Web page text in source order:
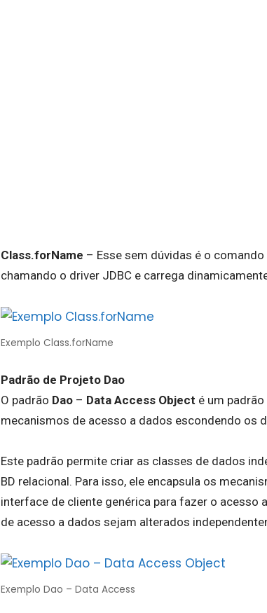
Class.forName – Esse sem dúvidas é o
chamando o driver JDBC e carrega
Exemplo Class.forName
Padrão de Projeto Dao
O padrão Dao – Data Access Object é um
mecanismos de acesso a dados escondendo os
Este padrão permite criar as classes de dados
BD relacional. Para isso, ele encapsula os
interface de cliente genérica para fazer o
de acesso a dados sejam alterados
Exemplo Dao – Data Access